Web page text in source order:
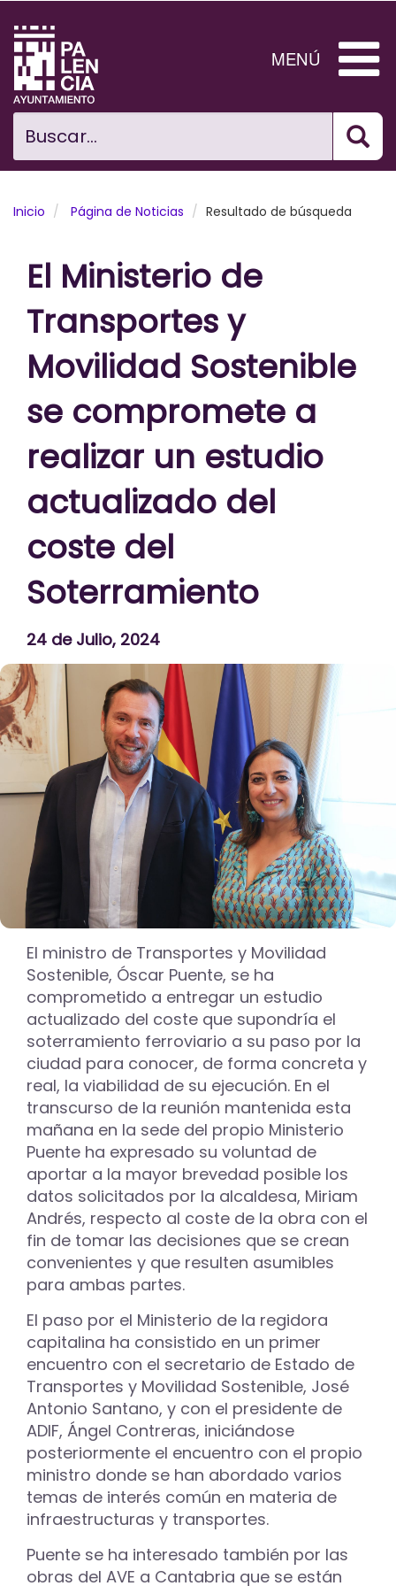
contenido
principal
Buscar...
MENÚ
Ciudad
El Ayuntamiento
Noticias
Areas municipales
Tramita
Inicio Página de Noticias Resultado de búsqueda
El Ministerio de
Transportes y
Movilidad Sostenible
se compromete a
realizar un estudio
actualizado del
coste del
Soterramiento
24 de Julio, 2024
El ministro de Transportes y Movilidad
Sostenible, Óscar Puente, se ha
comprometido a entregar un estudio
actualizado del coste que supondría el
soterramiento ferroviario a su paso por la
ciudad para conocer, de forma concreta y
real, la viabilidad de su ejecución. En el
transcurso de la reunión mantenida esta
mañana en la sede del propio Ministerio
Puente ha expresado su voluntad de
aportar a la mayor brevedad posible los
datos solicitados por la alcaldesa, Miriam
Andrés, respecto al coste de la obra con el
fin de tomar las decisiones que se crean
convenientes y que resulten asumibles
para ambas partes.
El paso por el Ministerio de la regidora
capitalina ha consistido en un primer
encuentro con el secretario de Estado de
Transportes y Movilidad Sostenible, José
Antonio Santano, y con el presidente de
ADIF, Ángel Contreras, iniciándose
posteriormente el encuentro con el propio
ministro donde se han abordado varios
temas de interés común en materia de
infraestructuras y transportes.
Puente se ha interesado también por las
obras del AVE a Cantabria que se están